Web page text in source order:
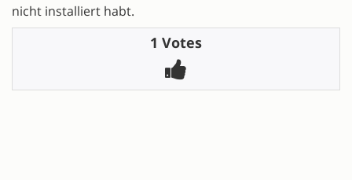
nicht installiert habt.
1 Votes